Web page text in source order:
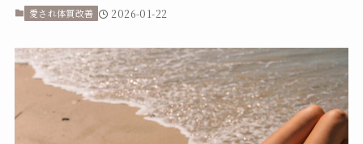
愛され体質改善 2026-01-22